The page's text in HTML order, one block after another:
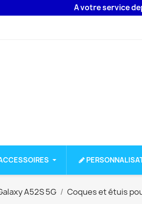
A votre service depuis
A52S 5G Coques et étuis